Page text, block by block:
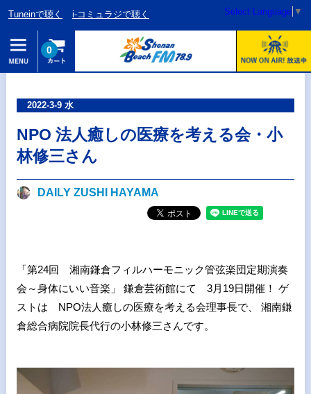
Tuneinで聴く i-コミュラジで聴く Select Language ▼
0
2022-3-9 水
NPO 法⼈癒しの医療を考える会・小
林修三さん
DAILY ZUSHI HAYAMA
「第24回 湘南鎌倉フィルハーモニック管弦楽団定期演奏
会～身体にいい音楽」 鎌倉芸術館にて 3月19日開催！ ゲ
ストは NPO法人癒しの医療を考える会理事長で、 湘南鎌
倉総合病院院長代行の小林修三さんです。